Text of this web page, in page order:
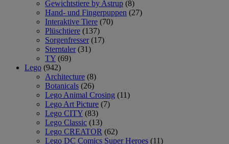
Gewichtstiere by Astrup (8)
Hand- und Fingerpuppen (27)
Interaktive Tiere (70)
Plüschtiere (137)
Sorgenfresser (17)
Sterntaler (31)
TY (69)
Lego (942)
Architecture (8)
Botanicals (26)
Lego Animal Crosing (11)
Lego Art Picture (7)
Lego CITY (83)
Lego Classic (13)
Lego CREATOR (62)
Lego DC Comics Super Heroes (11)